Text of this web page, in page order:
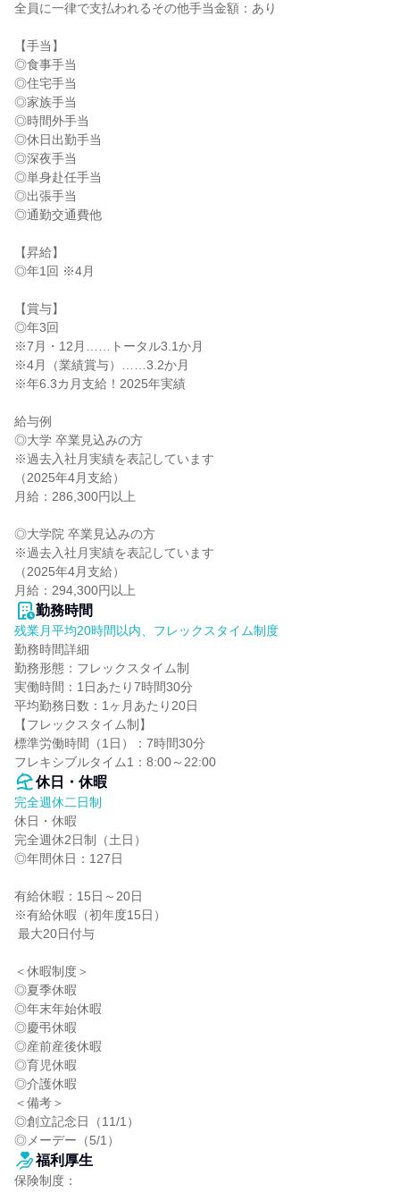
全員に一律で支払われるその他手当金額：あり
【手当】
◎食事手当
◎住宅手当
◎家族手当
◎時間外手当
◎休日出勤手当
◎深夜手当
◎単身赴任手当
◎出張手当
◎通勤交通費他
【昇給】
◎年1回 ※4月
【賞与】
◎年3回
※7月・12月……トータル3.1か月
※4月（業績賞与）……3.2か月
※年6.3カ月支給！2025年実績
給与例
◎大学 卒業見込みの方
※過去入社月実績を表記しています
（2025年4月支給）
月給：286,300円以上
◎大学院 卒業見込みの方
※過去入社月実績を表記しています
（2025年4月支給）
月給：294,300円以上
勤務時間
残業月平均20時間以内、フレックスタイム制度
勤務時間詳細
勤務形態：フレックスタイム制
実働時間：1日あたり7時間30分
平均勤務日数：1ヶ月あたり20日
【フレックスタイム制】
標準労働時間（1日）：7時間30分
フレキシブルタイム1：8:00～22:00
休日・休暇
完全週休二日制
休日・休暇
完全週休2日制（土日）
◎年間休日：127日
有給休暇：15日～20日
※有給休暇（初年度15日）
＜休暇制度＞
◎夏季休暇
◎年末年始休暇
◎慶弔休暇
◎産前産後休暇
◎育児休暇
◎介護休暇
＜備考＞
◎創立記念日（11/1）
◎メーデー（5/1）
福利厚生
保険制度：